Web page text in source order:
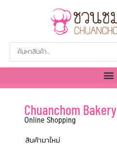
Chuanchom Bakery
Online Shopping
สินค้ามาใหม่